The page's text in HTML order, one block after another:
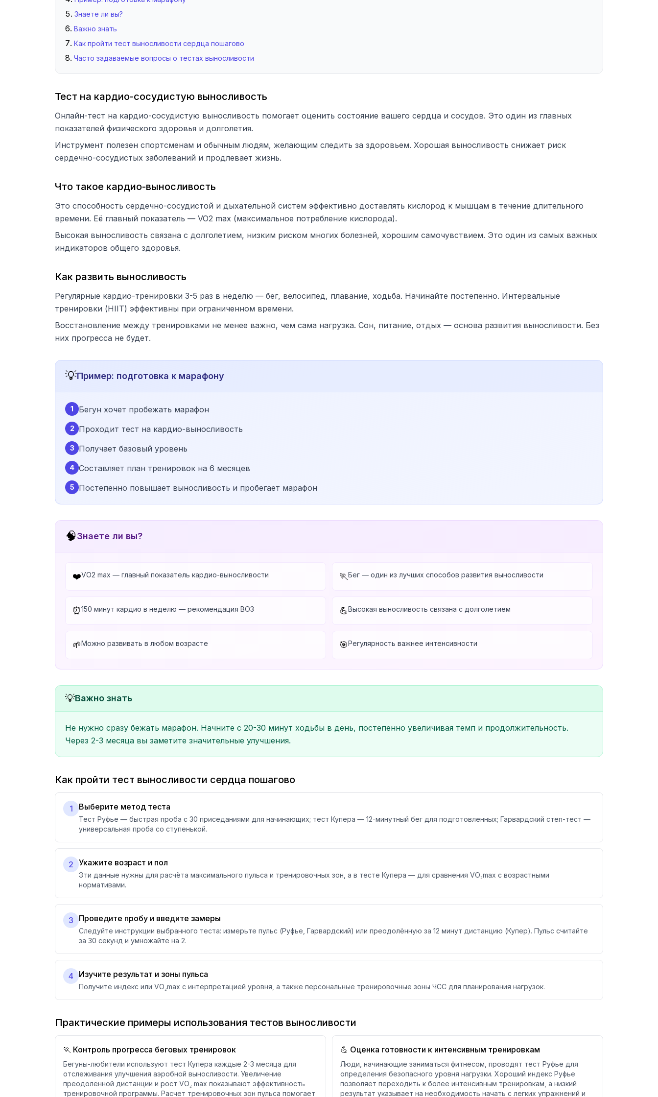
Знаете ли вы?
Важно знать
Как пройти тест выносливости сердца пошагово
Часто задаваемые вопросы о тестах выносливости
Тест на кардио-сосудистую выносливость
Онлайн-тест на кардио-сосудистую выносливость помогает оценить состояние вашего сердца и сосудов. Это один из главных
показателей физического здоровья и долголетия.
Инструмент полезен спортсменам и обычным людям, желающим следить за здоровьем. Хорошая выносливость снижает риск
сердечно-сосудистых заболеваний и продлевает жизнь.
Что такое кардио-выносливость
Это способность сердечно-сосудистой и дыхательной систем эффективно доставлять кислород к мышцам в течение длительного
времени. Её главный показатель — VO2 max (максимальное потребление кислорода).
Высокая выносливость связана с долголетием, низким риском многих болезней, хорошим самочувствием. Это один из самых важных
индикаторов общего здоровья.
Как развить выносливость
Регулярные кардио-тренировки 3-5 раз в неделю — бег, велосипед, плавание, ходьба. Начинайте постепенно. Интервальные
тренировки (HIIT) эффективны при ограниченном времени.
Восстановление между тренировками не менее важно, чем сама нагрузка. Сон, питание, отдых — основа развития выносливости. Без
них прогресса не будет.
💡Пример: подготовка к марафону
1 Бегун хочет пробежать марафон
2 Проходит тест на кардио-выносливость
3 Получает базовый уровень
4 Составляет план тренировок на 6 месяцев
5 Постепенно повышает выносливость и пробегает марафон
🧠Знаете ли вы?
❤️VO2 max — главный показатель кардио-выносливости 🏃Бег — один из лучших способов развития выносливости
⏰150 минут кардио в неделю — рекомендация ВОЗ 💪Высокая выносливость связана с долголетием
🌱Можно развивать в любом возрасте 🎯Регулярность важнее интенсивности
💡Важно знать
Не нужно сразу бежать марафон. Начните с 20-30 минут ходьбы в день, постепенно увеличивая темп и продолжительность.
Через 2-3 месяца вы заметите значительные улучшения.
Как пройти тест выносливости сердца пошагово
1 Выберите метод теста
Тест Руфье — быстрая проба с 30 приседаниями для начинающих; тест Купера — 12-минутный бег для подготовленных; Гарвардский степ-тест —
универсальная проба со ступенькой.
2 Укажите возраст и пол
Эти данные нужны для расчёта максимального пульса и тренировочных зон, а в тесте Купера — для сравнения VO₂max с возрастными
нормативами.
3 Проведите пробу и введите замеры
Следуйте инструкции выбранного теста: измерьте пульс (Руфье, Гарвардский) или преодолённую за 12 минут дистанцию (Купер). Пульс считайте
за 30 секунд и умножайте на 2.
4 Изучите результат и зоны пульса
Получите индекс или VO₂max с интерпретацией уровня, а также персональные тренировочные зоны ЧСС для планирования нагрузок.
Практические примеры использования тестов выносливости
🏃 Контроль прогресса беговых тренировок
Бегуны-любители используют тест Купера каждые 2-3 месяца для
отслеживания улучшения аэробной выносливости. Увеличение
преодоленной дистанции и рост VO₂ max показывают эффективность
тренировочной программы. Расчет тренировочных зон пульса помогает
💪 Оценка готовности к интенсивным тренировкам
Люди, начинающие заниматься фитнесом, проводят тест Руфье для
определения безопасного уровня нагрузки. Хороший индекс Руфье
позволяет переходить к более интенсивным тренировкам, а низкий
результат указывает на необходимость начать с легких упражнений и